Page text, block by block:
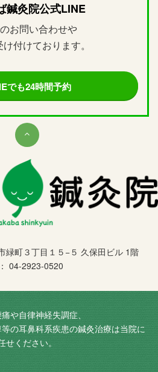
鍼灸院公式LINE
お問い合わせや
付けております。
でも24時間予約
緑町３丁目１５−５ 久保田ビル 1階
04-2923-0520
や自律神経失調症、
の耳鼻科系疾患の鍼灸治療は当院に
せください。